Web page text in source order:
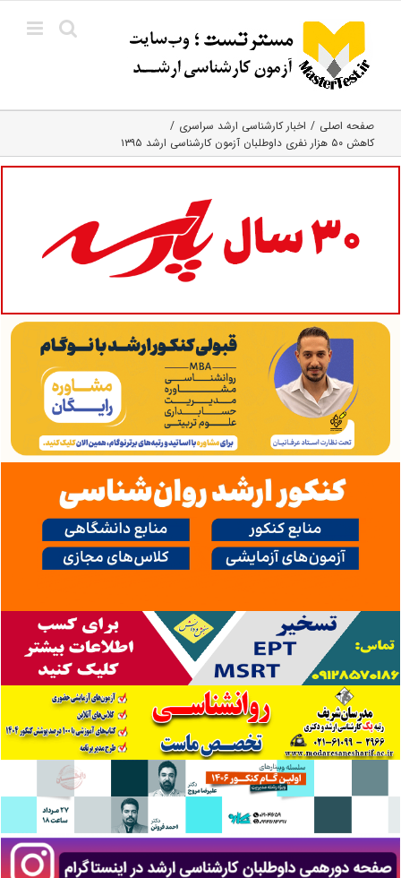
content
صفحه اصلی
اخبار کارشناسی ارشد سراسری
کاهش ۵۰ هزار نفری داوطلبان آزمون کارشناسی ارشد ۱۳۹۵